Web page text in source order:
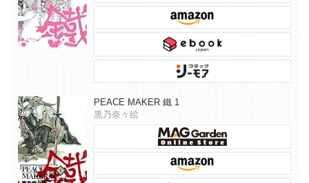
PEACE MAKER 鐵 1
黒乃奈々絵